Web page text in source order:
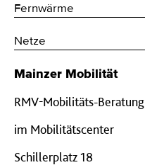
Fernwärme
Netze
Mainzer Mobilität
RMV-Mobilitäts-Beratung
im Mobilitätscenter
Schillerplatz 18